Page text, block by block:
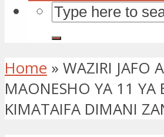
Home » WAZIRI JAFO
MAONESHO YA 11 YA
KIMATAIFA DIMANI